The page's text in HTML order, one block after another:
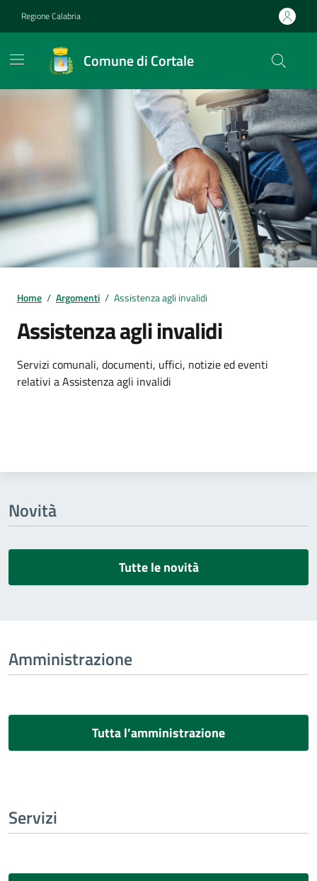
Regione Calabria
Comune di Cortale
Home / Argomenti / Assistenza agli invalidi
Assistenza agli invalidi
Dettagli dell'argomento
Servizi comunali, documenti, uffici, notizie ed eventi
relativi a Assistenza agli invalidi
Novità
Tutte le novità
Amministrazione
Tutta l’amministrazione
Servizi